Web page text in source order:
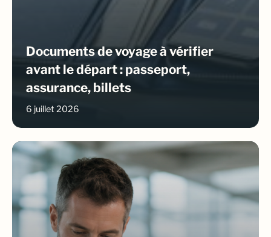
Documents de voyage à vérifier
avant le départ : passeport,
assurance, billets
6 juillet 2026